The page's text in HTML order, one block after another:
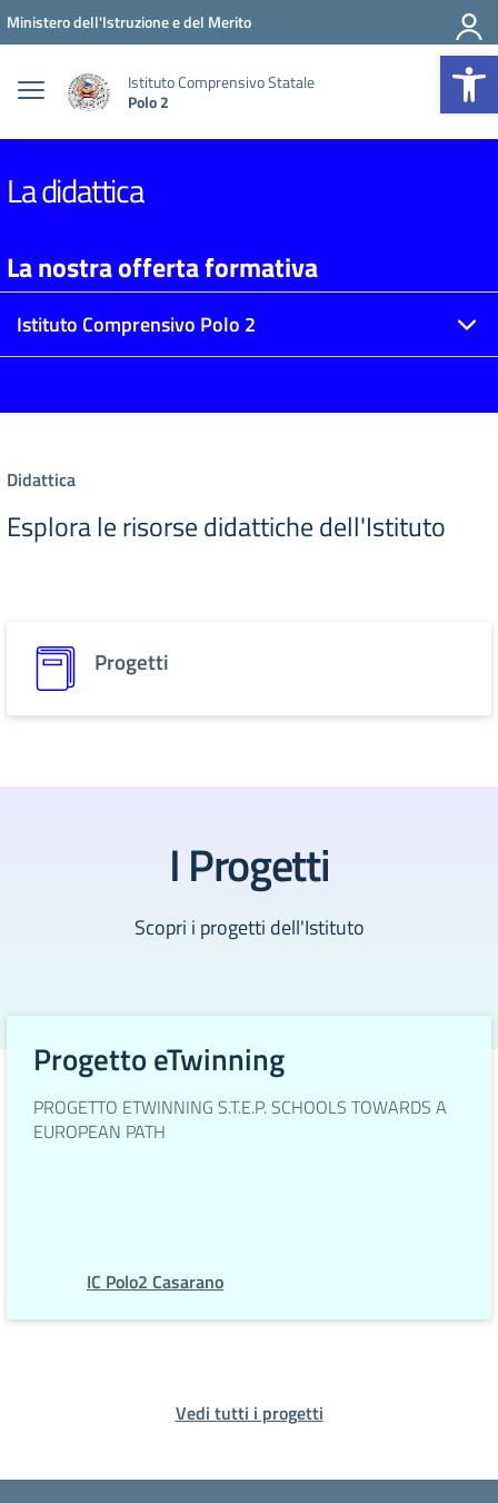
Vai ai contenuti
Vai al menu di navigazione
Vai al footer
Ministero dell'Istruzione e del Merito
Istituto Comprensivo Statale
Polo 2
La didattica
La nostra offerta formativa
Istituto Comprensivo Polo 2
Didattica
Esplora le risorse didattiche dell'Istituto
Progetti
I Progetti
Scopri i progetti dell'Istituto
Progetto eTwinning
PROGETTO ETWINNING S.T.E.P. SCHOOLS TOWARDS A
EUROPEAN PATH
IC Polo2 Casarano
Vedi tutti i progetti